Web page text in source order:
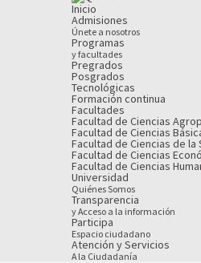
Inicio
Admisiones
Únete a nosotros
Programas
y facultades
Pregrados
Posgrados
Tecnológicas
Formación continua
Facultades
Facultad de Ciencias
Facultad de Ciencias
Facultad de Ciencias de la
Facultad de Ciencias
Facultad de Ciencias
Universidad
Quiénes Somos
Transparencia
y Acceso a la información
Participa
Espacio ciudadano
Atención y Servicios
A la Ciudadanía